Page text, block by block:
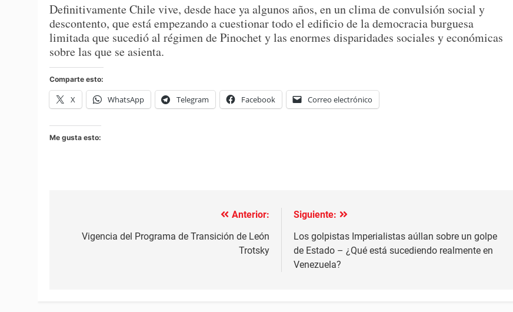
Definitivamente Chile vive, desde hace ya algunos años, en un clima de convulsión social y
descontento, que está empezando a cuestionar todo el edificio de la democracia burguesa
limitada que sucedió al régimen de Pinochet y las enormes disparidades sociales y económicas
sobre las que se asienta.
Comparte esto:
X WhatsApp Telegram Facebook Correo electrónico
Me gusta esto:
Anterior:
Vigencia del Programa de Transición de León
Trotsky
Siguiente:
Los golpistas Imperialistas aúllan sobre un golpe
de Estado – ¿Qué está sucediendo realmente en
Venezuela?